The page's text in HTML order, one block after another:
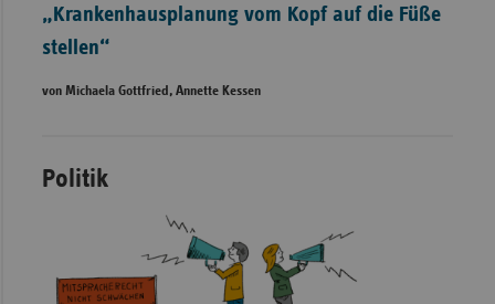
„Krankenhausplanung vom Kopf auf die Füße
stellen“
von Michaela Gottfried, Annette Kessen
Politik